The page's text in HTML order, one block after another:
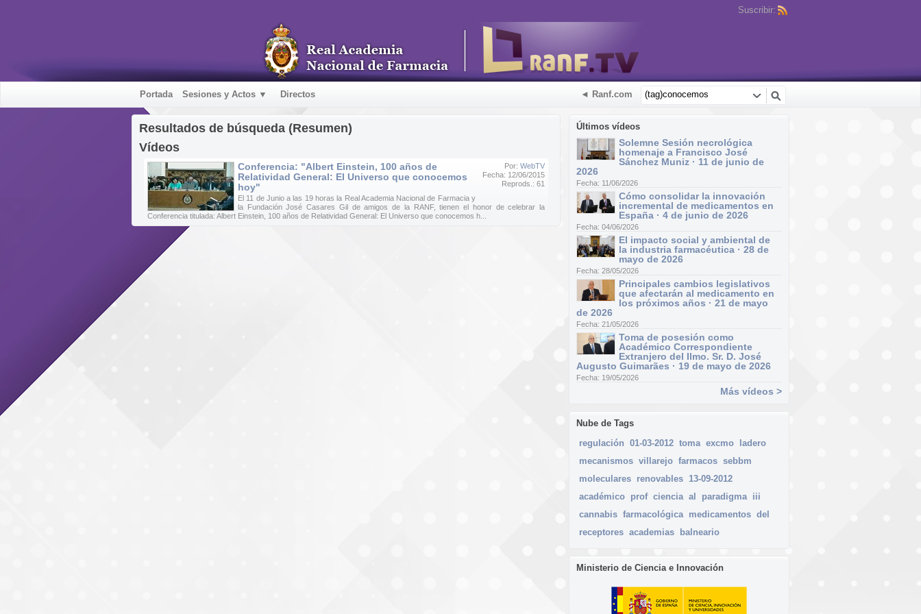
Suscribir:
Portada Sesiones y Actos ▼ Directos ◄ Ranf.com
Últimos vídeos
Solemne Sesión necrológica
homenaje a Francisco José
Sánchez Muniz · 11 de junio de
2026
Fecha: 11/06/2026
Cómo consolidar la innovación
incremental de medicamentos en
España · 4 de junio de 2026
Fecha: 04/06/2026
El impacto social y ambiental de
la industria farmacéutica · 28 de
mayo de 2026
Fecha: 28/05/2026
Principales cambios legislativos
que afectarán al medicamento en
los próximos años · 21 de mayo
de 2026
Fecha: 21/05/2026
Toma de posesión como
Académico Correspondiente
Extranjero del Ilmo. Sr. D. José
Augusto Guimarães · 19 de mayo de 2026
Fecha: 19/05/2026
Más vídeos >
Nube de Tags
regulación 01-03-2012 toma excmo
ladero
mecanismos villarejo farmacos sebbm
moleculares renovables 13-09-2012
académico prof ciencia al paradigma iii
cannabis farmacológica medicamentos del
receptores academias balneario
Ministerio de Ciencia e Innovación
Resultados de búsqueda (Resumen)
Vídeos
Por: WebTV
Fecha: 12/06/2015
Reprods.: 61
Conferencia: "Albert Einstein, 100 años de
Relatividad General: El Universo que conocemos
hoy"
El 11 de Junio a las 19 horas la Real Academia Nacional de Farmacia y
la Fundación José Casares Gil de amigos de la RANF, tienen el honor de celebrar la
Conferencia titulada: Albert Einstein, 100 años de Relatividad General: El Universo que conocemos h...